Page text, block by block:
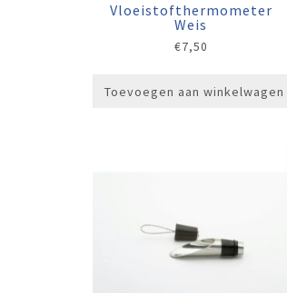
Vloeistofthermometer
Weis
€7,50
Toevoegen aan winkelwagen